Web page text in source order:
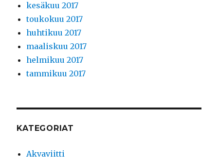
kesäkuu 2017
toukokuu 2017
huhtikuu 2017
maaliskuu 2017
helmikuu 2017
tammikuu 2017
KATEGORIAT
Akvaviitti